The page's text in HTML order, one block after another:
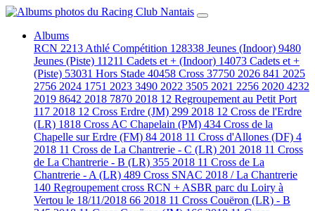
Albums
RCN 2213 Athlé Compétition 128338 Jeunes (Indoor) 9480
Jeunes (Piste) 11211 Cadets et + (Indoor) 14073 Cadets et +
(Piste) 53031 Hors Stade 40458 Cross 37750 2026 841 2025
2756 2024 1751 2023 3490 2022 3505 2021 2256 2020 4232
2019 8642 2018 7870 2018 12 Regroupement au Petit Port
117 2018 12 Cross Erdre (JM) 299 2018 12 Cross de l'Erdre
(LR) 1818 Cross AC Chapelain (PM) 434 Cross de la
Chapelle sur Erdre (FM) 84 2018 11 Cross d'Allones (DF) 4
2018 11 Cross de La Chantrerie - C (LR) 201 2018 11 Cross
de La Chantrerie - B (LR) 355 2018 11 Cross de La
Chantrerie - A (LR) 489 Cross SNAC 2018 / La Chantrerie
140 Regroupement cross RCN + ASBR parc du Loiry à
Vertou le 18/11/2018 66 2018 11 Cross Couëron (LR) - B